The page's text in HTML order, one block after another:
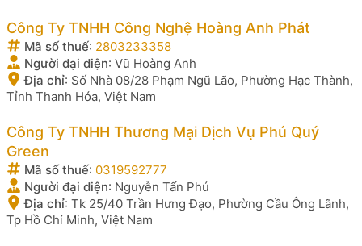
Công Ty TNHH Công Nghệ Hoàng Anh Phát
Mã số thuế: 2803233358
Người đại diện: Vũ Hoàng Anh
Địa chỉ: Số Nhà 08/28 Phạm Ngũ Lão, Phường Hạc Thành,
Tỉnh Thanh Hóa, Việt Nam
Công Ty TNHH Thương Mại Dịch Vụ Phú Quý
Green
Mã số thuế: 0319592777
Người đại diện: Nguyễn Tấn Phú
Địa chỉ: Tk 25/40 Trần Hưng Đạo, Phường Cầu Ông Lãnh,
Tp Hồ Chí Minh, Việt Nam